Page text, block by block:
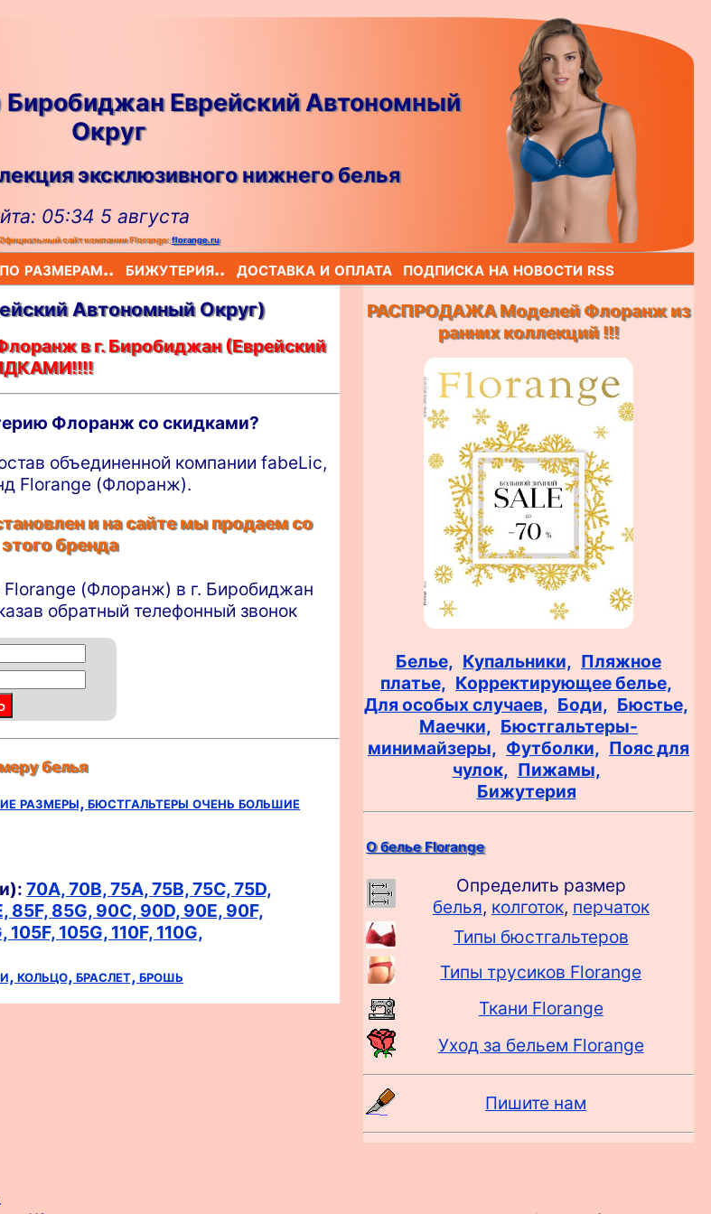
Еврейский Автономный
Округ
эксклюзивного нижнего белья
05:34 5 августа
сайт компании Florange:florange.ru
размерам.. бижутерия.. доставка и оплата подписка на новости rss
Автономный Округ)
в г. Биробиджан (Еврейский
Флоранж со скидками?
объединенной компании fabeLic,
Florange (Флоранж).
и на сайте мы продаем со
бренда
Florange (Флоранж) в г. Биробиджан
обратный телефонный звонок
белья
размеры,бюстгальтеры очень большие
70A,70B,75A,75B,75C,75D,
85F, 85G, 90C, 90D, 90E, 90F,
105F, 105G, 110F, 110G,
кольцо,браслет,брошь
РАСПРОДАЖА Моделей Флоранж из
ранних коллекций !!!
Белье, Купальники, Пляжное
платье, Корректирующее белье,
Для особых случаев, Боди, Бюстье,
Маечки, Бюстгальтеры-
минимайзеры, Футболки, Пояс для
чулок, Пижамы,
Бижутерия
О белье Florange
Определить размер
белья, колготок, перчаток
Типы бюстгальтеров
Типы трусиков Florange
Ткани Florange
Уход за бельем Florange
Пишите нам